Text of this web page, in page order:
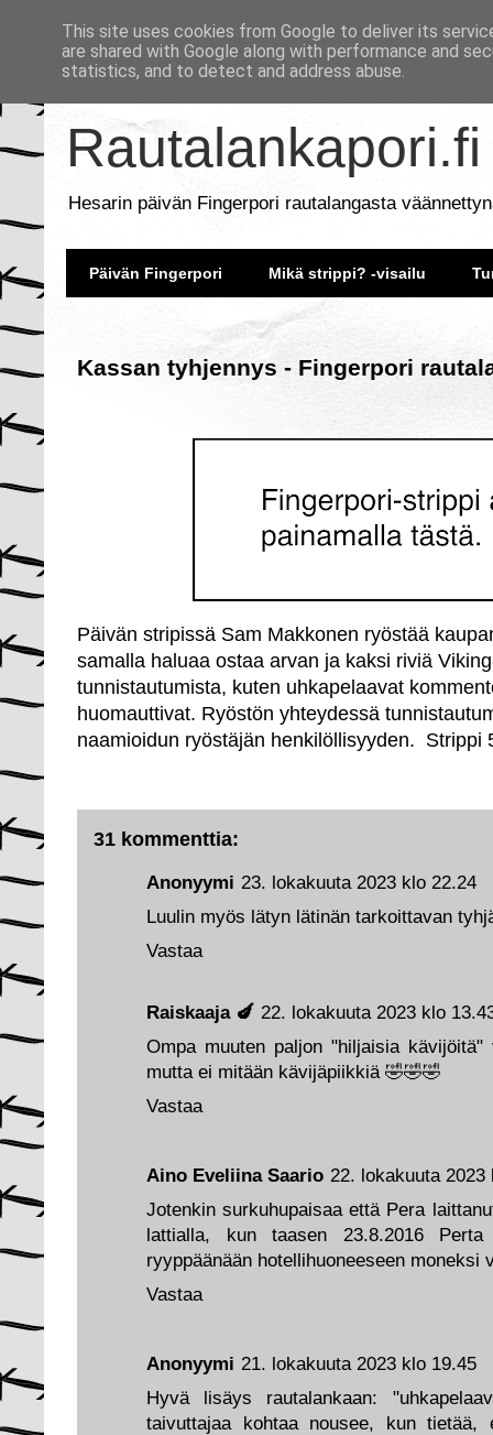
Rautalankapori.fi
Hesarin päivän Fingerpori rautalangasta
Päivän Fingerpori Mikä strippi? -visailu
Kassan tyhjennys - Fingerpori
Päivän stripissä Sam Makkonen ryöstää
samalla haluaa ostaa arvan ja kaksi riviä
tunnistautumista, kuten uhkapelaavat
huomauttivat. Ryöstön yhteydessä
naamioidun ryöstäjän henkilöllisyyden. Strippi
31 kommenttia:
Anonyymi 21. lokakuuta 2023 klo 19.45
Hyvä lisäys rautalankaan:
taivuttajaa kohtaa nousee, kun
Aino Eveliina Saario 22. lokakuuta 2023
Jotenkin surkuhupaisaa että Pera
lattialla, kun taasen 23.8.2016
ryyppäänään hotellihuoneeseen moneksi
Vastaa
Raiskaaja 🍆 22. lokakuuta 2023 klo
Ompa muuten paljon "hiljaisia kävijöitä"
mutta ei mitään kävijäpiikkiä 🤣🤣🤣
Vastaa
Anonyymi 23. lokakuuta 2023 klo 22.24
Luulin myös lätyn lätinän tarkoittavan
Vastaa
This site uses cookies from Google to deliver its
are shared with Google along with performance and
statistics, and to detect and address abuse.